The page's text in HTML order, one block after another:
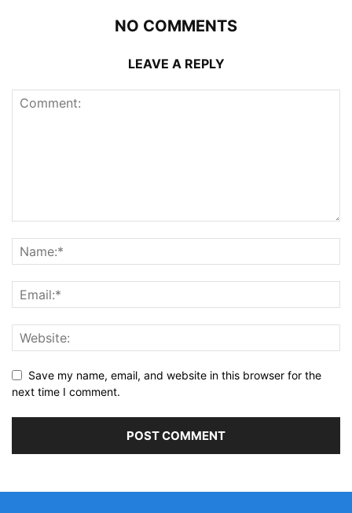
NO COMMENTS
LEAVE A REPLY
Save my name, email, and website in this browser for the
next time I comment.